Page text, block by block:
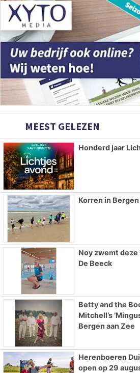
MEEST GELEZEN
Honderd jaar
Korren in Bergen
Noy zwemt
De Beeck
Betty and the
Mitchell’s
Bergen aan Zee
Herenboeren
open op 29